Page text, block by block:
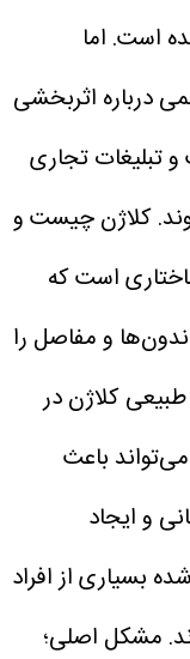
است. اما
درباره اثربخشی
تبلیغات تجاری
کلاژن چیست و
است که
و مفاصل را
کلاژن در
باعث
و ایجاد
بسیاری از افراد
مشکل اصلی؛